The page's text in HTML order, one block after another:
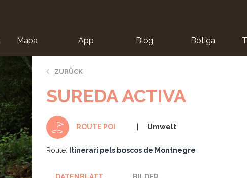
Mapa App Blog Botiga
ZURÜCK
SUREDA ACTIVA
ROUTE POI Umwelt
Route: Itinerari pels boscos de Montnegre